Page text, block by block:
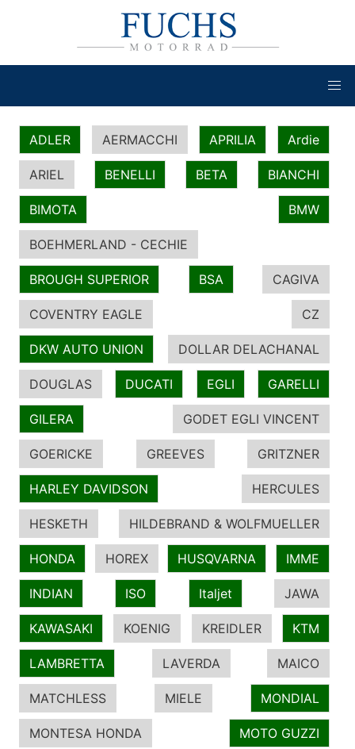
ADLER AERMACCHI APRILIA Ardie
ARIEL BENELLI BETA BIANCHI
BIMOTA BMW
BOEHMERLAND - CECHIE
BROUGH SUPERIOR BSA CAGIVA
COVENTRY EAGLE CZ
DKW AUTO UNION DOLLAR DELACHANAL
DOUGLAS DUCATI EGLI GARELLI
GILERA GODET EGLI VINCENT
GOERICKE GREEVES GRITZNER
HARLEY DAVIDSON HERCULES
HESKETH HILDEBRAND & WOLFMUELLER
HONDA HOREX HUSQVARNA IMME
INDIAN ISO Italjet JAWA
KAWASAKI KOENIG KREIDLER KTM
LAMBRETTA LAVERDA MAICO
MATCHLESS MIELE MONDIAL
MONTESA HONDA MOTO GUZZI